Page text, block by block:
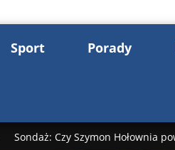
Sport Porady
Sondaż: Czy Szymon Hołownia